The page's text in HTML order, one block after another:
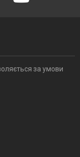
за умови